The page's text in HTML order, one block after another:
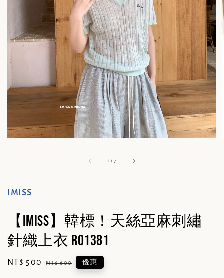
1 /7
IMISS
【IMISS】韓標！天絲亞麻刺繡
針織上衣 R01381
Sale
NT$ 500 Regular
NT$ 600 優惠